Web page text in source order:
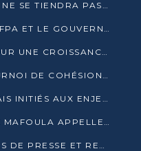
LE SPECTACLE FORFAIT RIRE NE SE TIENDRA PAS LE 1ER JANVIER
SANTÉ REPRODUCTIVE : L’UNFPA ET LE GOUVERNEMENT AFFINENT LES PRIORITÉS DE 2026
PLUS DE 13 MILLIONS USD POUR UNE CROISSANCE VERTE ET SOUVERAINE
CONGO–HAND-BALL : LE TOURNOI DE COHÉSION ET DE FRATERNITÉ ALLUME SES LAMPIONS À BRAZZAVILLE
LES JOURNALISTES CONGOLAIS INITIÉS AUX ENJEUX DE L’ÉCONOMIE BLEUE
PRÉSIDENTIELLE 2026 : DAVE MAFOULA APPELLE LES CONGOLAIS À UN « NOUVEAU DÉPART »
LE CSLC RELANCE LES CARTES DE PRESSE ET RECONNAÎT OFFICIELLEMENT LES MÉDIAS EN LIGNE